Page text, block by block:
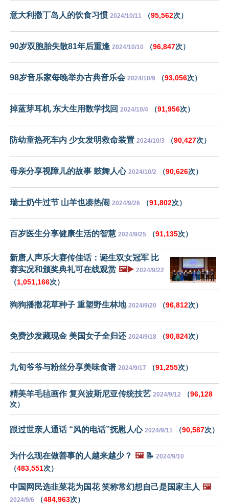
意大利撒丁岛人的饮食习惯 2024/10/11 （95,562次）
90岁双胞胎失散81年后重逢 2024/10/10 （96,847次）
98岁音乐家每晚举办古典音乐会 2024/10/9 （93,056次）
掉蓝芽耳机 东大生用数学找回 2024/10/4 （91,956次）
防幼童热死车内 少女发明救命装置 2024/10/3 （90,427次）
母亲分享视障儿的故事 鼓舞人心 2024/10/2 （90,626次）
瑞士奶牛过节 山羊也凑热闹 2024/9/26 （91,802次）
百岁医生分享健康生活的智慧 2024/9/25 （91,135次）
新唐人声乐大赛传佳话：诞生双女冠军 比
赛实况和颁奖典礼可在线观赏 🖼️▶️ 2024/9/22
（1,051,166次）
狗狗播撒花草种子 重塑野生林地 2024/9/20 （96,812次）
免费沙发藏现金 美国女子全归还 2024/9/18 （90,824次）
九旬爷爷与粉丝分享美味食谱 2024/9/17 （91,255次）
精美羊毛毡画作 复兴波斯尼亚传统技艺 2024/9/12 （96,128
次）
跟过世亲人通话 “风的电话”抚慰人心 2024/9/11 （90,587次）
为什么现在做善事的人越来越少？ 🖼️📝 2024/9/10
（483,551次）
中国网民选韭菜花为国花 笑称常幻想自己是国家主人 🖼️
2024/9/6 （484,963次）